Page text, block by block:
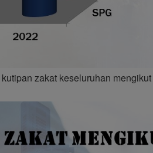
zakat keseluruhan